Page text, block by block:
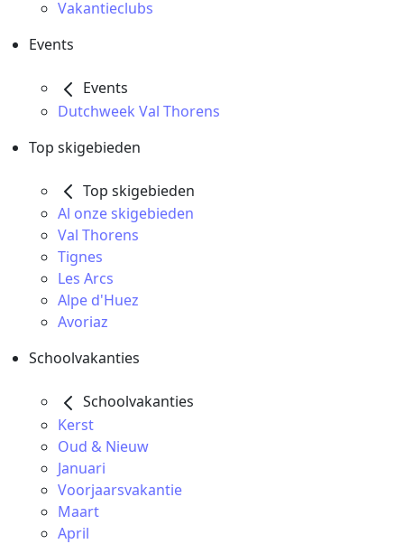
Vakantieclubs
Events
Events
Dutchweek Val Thorens
Top skigebieden
Top skigebieden
Al onze skigebieden
Val Thorens
Tignes
Les Arcs
Alpe d'Huez
Avoriaz
Schoolvakanties
Schoolvakanties
Kerst
Oud & Nieuw
Januari
Voorjaarsvakantie
Maart
April